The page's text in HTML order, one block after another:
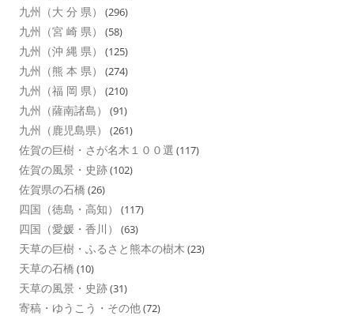
九州（大 分 県） (296)
九州（宮 崎 県） (58)
九州（沖 縄 県） (125)
九州（熊 本 県） (274)
九州（福 岡 県） (210)
九州（薩南諸島） (91)
九州（鹿児島県） (261)
佐賀の巨樹・さが名木１００選 (117)
佐賀の風景・史跡(102)
佐賀県の石橋 (26)
四国（徳島・高知） (117)
四国（愛媛・香川） (63)
天草の巨樹・ふるさと熊本の樹木 (23)
天草の石橋 (10)
天草の風景・史跡(31)
寄稿・ゆうこう・その他(72)